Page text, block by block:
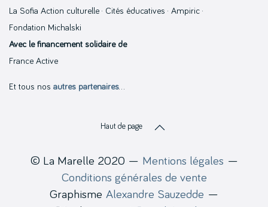
La Sofia Action culturelle · Cités éducatives · Ampiric ·
Fondation Michalski
Avec le financement solidaire de
France Active
Et tous nos autres partenaires…
Haut de page
© La Marelle 2020 — Mentions légales —
Conditions générales de vente
Graphisme Alexandre Sauzedde —